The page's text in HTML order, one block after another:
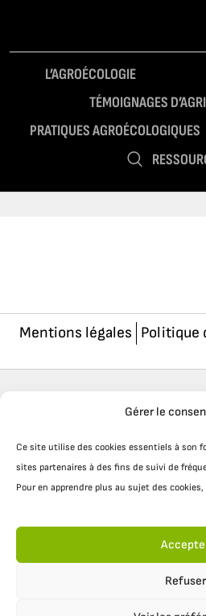
Gérer le
Ce site utilise des cookies essentiels à son
sites partenaires à des fins de suivi de
Pour en apprendre plus au sujet des
Refuser
L’AGROÉCOLOGIE
TÉMOIGNAGES
PRATIQUES AGROÉCOLOGIQUES
Mentions légales Politique